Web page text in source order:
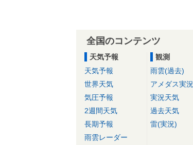
全国のコンテンツ
天気予報
天気予報
世界天気
気圧予報
2週間天気
長期予報
雨雲レーダー
観測
雨雲(過去)
アメダス実況
実況天気
過去天気
雷(実況)